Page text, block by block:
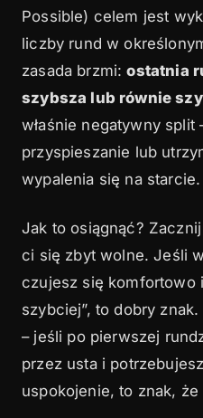
Possible) celem jest
liczby rund w
zasada brzmi:ostatnia
szybsza lub równie
właśnie negatywny split
przyspieszanie lub
wypalenia się na starcie.
Jak to osiągnąć?
ci się zbyt wolne. Jeśli
czujesz się komfortowo
szybciej”, to dobry
– jeśli po pierwszej
przez usta i
uspokojenie, to znak,